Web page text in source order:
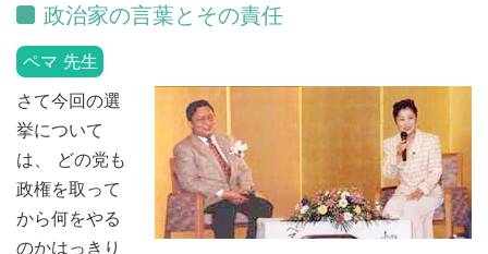
政治家の言葉とその責任
ペマ 先生
さて今回の選
挙について
は、 どの党も
政権を取って
から何をやる
のかはっきり